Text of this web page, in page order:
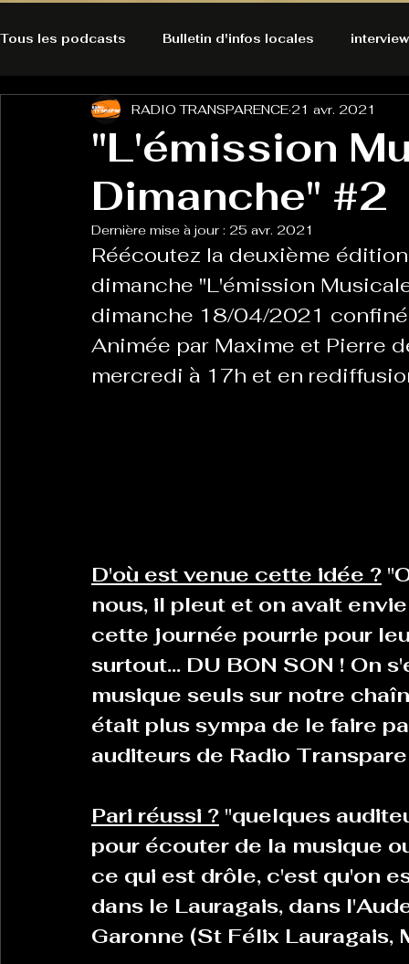
Tous les podcasts Bulletin d'infos locales
A l'Ecoute de la Peau Alternatives Ecologiques
Bulles à découvrir Bonnes résolutions de
Du pain et des parpaings GOOD VIBES
Tout Feu Tout Femmes
LES ECHAPPEES OBLIQUES Sport Santé Les
"L'émission
Dimanche" #2
RADIO TRANSPARENCE 21 avr. 2021
Dernière mise à jour : 25 avr. 2021
Réécoutez la deuxième
dimanche "L'émission
dimanche 18/04/2021
Animée par Maxime et Pierre
mercredi à 17h et en
D'où est venue cette idée ?
nous, il pleut et on avait
cette journée pourrie pour
surtout... DU BON SON ! On
musique seuls sur notre
était plus sympa de le faire
auditeurs de Radio
Pari réussi ? "quelques
pour écouter de la musique
ce qui est drôle, c'est qu'on
dans le Lauragais, dans
Garonne (St Félix Lauragais,